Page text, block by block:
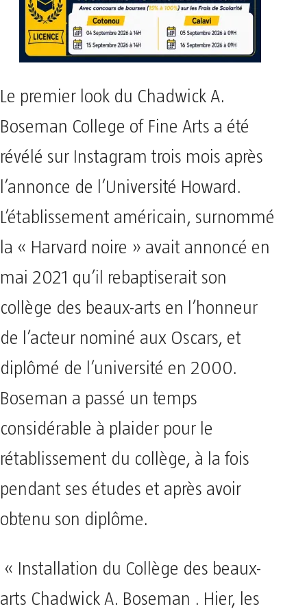
Le premier look du Chadwick A.
Boseman College of Fine Arts a été
révélé sur Instagram trois mois après
l’annonce de l’Université Howard.
L’établissement américain, surnommé
la « Harvard noire » avait annoncé en
mai 2021 qu’il rebaptiserait son
collège des beaux-arts en l’honneur
de l’acteur nominé aux Oscars, et
diplômé de l’université en 2000.
Boseman a passé un temps
considérable à plaider pour le
rétablissement du collège, à la fois
pendant ses études et après avoir
obtenu son diplôme.
« Installation du Collège des beaux-
arts Chadwick A. Boseman . Hier, les